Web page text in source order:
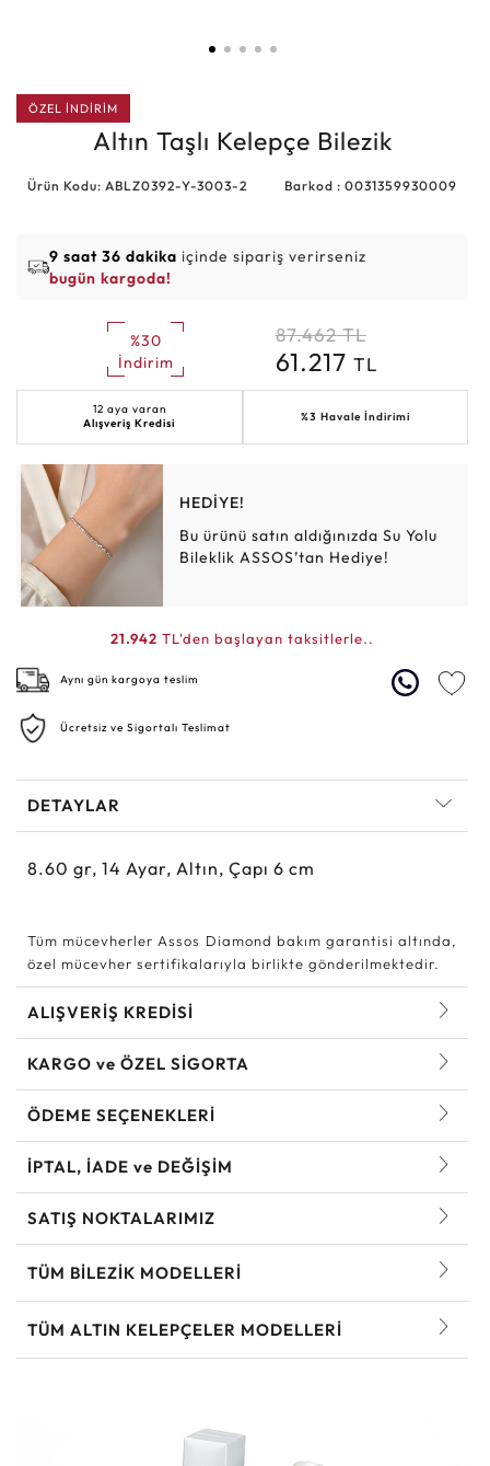
ÖZEL İNDİRİM
Altın Taşlı Kelepçe Bilezik
Ürün Kodu: ABLZ0392-Y-3003-2 Barkod : 0031359930009
9 saat 36 dakika içinde sipariş verirseniz
bugün kargoda!
%30
İndirim
87.462 TL
61.217 TL
12 aya varan
Alışveriş Kredisi
%3 Havale İndirimi
HEDİYE!
Bu ürünü satın aldığınızda Su Yolu
Bileklik ASSOS’tan Hediye!
21.942 TL'den başlayan taksitlerle..
Aynı gün kargoya teslim
Ücretsiz ve Sigortalı Teslimat
DETAYLAR
8.60 gr, 14 Ayar, Altın, Çapı 6 cm
Tüm mücevherler Assos Diamond bakım garantisi altında,
özel mücevher sertifikalarıyla birlikte gönderilmektedir.
ALIŞVERİŞ KREDİSİ
KARGO ve ÖZEL SİGORTA
ÖDEME SEÇENEKLERİ
İPTAL, İADE ve DEĞİŞİM
SATIŞ NOKTALARIMIZ
TÜM BILEZIK MODELLERI
TÜM ALTIN KELEPÇELER MODELLERI